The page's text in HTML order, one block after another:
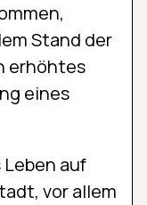
Stand der
erhöhtes
eines
Leben auf
vor allem